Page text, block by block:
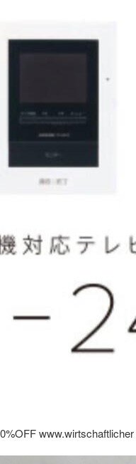
www.wirtschaftlicher